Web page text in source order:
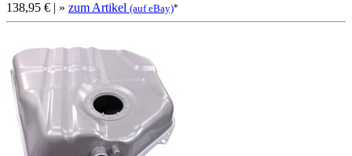
138,95 € | » zum Artikel (auf eBay)*